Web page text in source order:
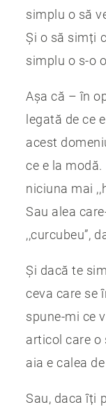
simplu o să
Și o să simți
simplu o s-o
Așa că – în
legată de ce
acest
ce e la
niciuna mai
Sau alea
,,curcubeu”,
Și dacă te
ceva care se
spune-mi ce
articol care o
aia e calea
Sau, daca îți